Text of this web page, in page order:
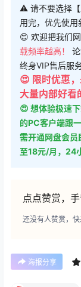
⚠ 请不要选择【
用完，优先使
😊 欢迎把我们
载频率越高！
终身VIP售后服
😍 限时优惠
大量内部好看
😍 想体验极速
的PC客户端跟
需开通网盘会员
至18元/月，24
点点赞赏，
还没有人赞赏，快
海报分享